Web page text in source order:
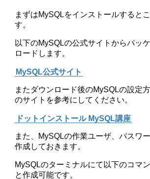
まずはMySQLをインストールすると
す。
以下のMySQLの公式サイトからパッ
ロードします。
MySQL公式サイト
またダウンロード後のMySQLの設定
のサイトを参考にしてください。
ドットインストール MySQL講座
また、MySQLの作業ユーザ、パスワ
作成しておきます。
MySQLのターミナルにて以下のコマ
と作成可能です。